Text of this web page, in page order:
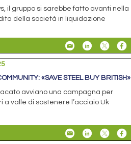
il gruppo si sarebbe fatto avanti nella
della società in liquidazione
«SAVE STEEL BUY BRITISH»
avviano una campagna per
a valle di sostenere l’acciaio Uk